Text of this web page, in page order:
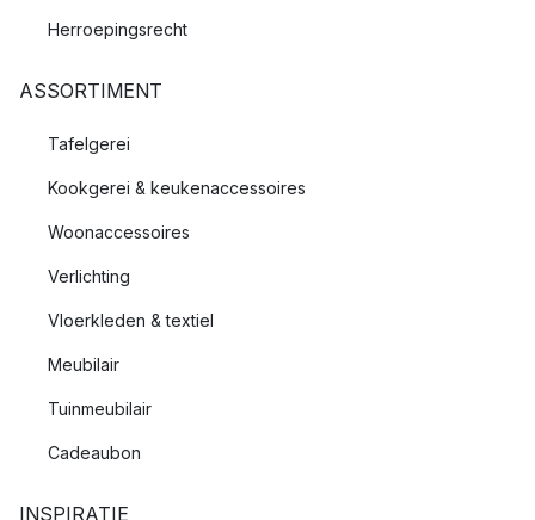
Herroepingsrecht
ASSORTIMENT
Tafelgerei
Kookgerei & keukenaccessoires
Woonaccessoires
Verlichting
Vloerkleden & textiel
Meubilair
Tuinmeubilair
Cadeaubon
INSPIRATIE